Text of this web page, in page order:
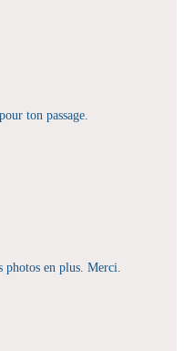
ton passage.
photos en plus. Merci.